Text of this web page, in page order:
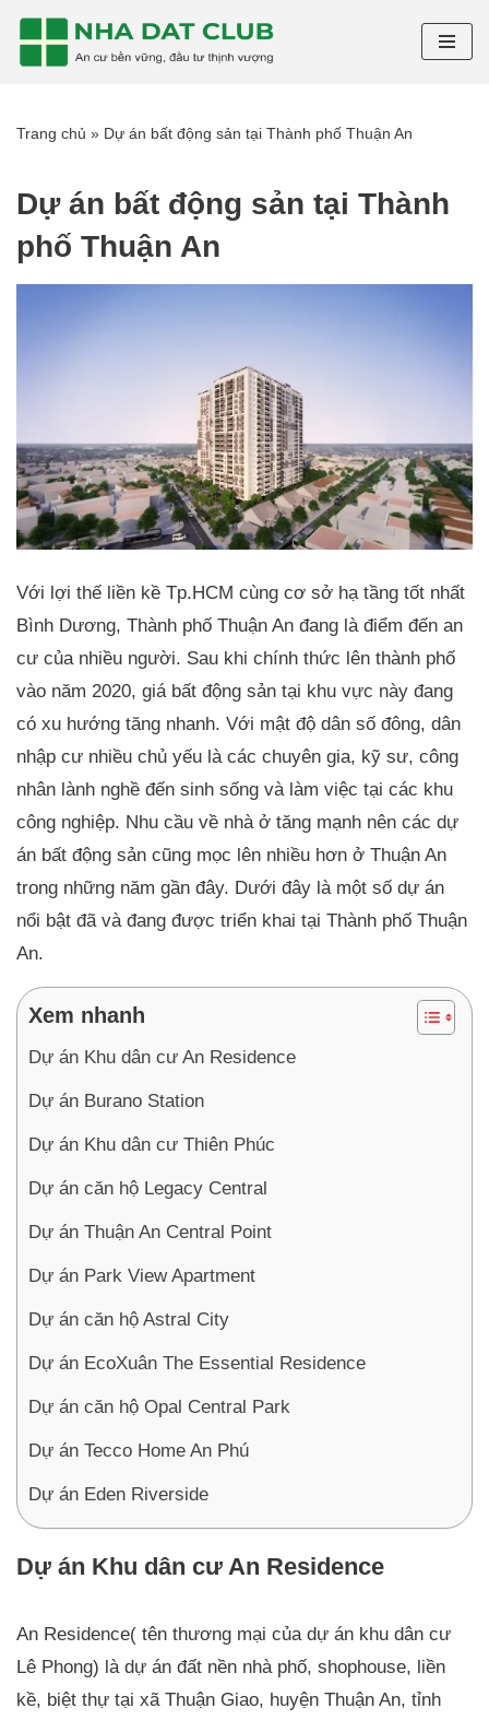
Chuyển
nội
Trang chủ » Dự án bất động sản tại Thành phố Thuận An
Dự án bất động sản tại Thành
phố Thuận An
Với lợi thế liền kề Tp.HCM cùng cơ sở hạ tầng tốt nhất
Bình Dương, Thành phố Thuận An đang là điểm đến an
cư của nhiều người. Sau khi chính thức lên thành phố
vào năm 2020, giá bất động sản tại khu vực này đang
có xu hướng tăng nhanh. Với mật độ dân số đông, dân
nhập cư nhiều chủ yếu là các chuyên gia, kỹ sư, công
nhân lành nghề đến sinh sống và làm việc tại các khu
công nghiệp. Nhu cầu về nhà ở tăng mạnh nên các dự
án bất động sản cũng mọc lên nhiều hơn ở Thuận An
trong những năm gần đây. Dưới đây là một số dự án
nổi bật đã và đang được triển khai tại Thành phố Thuận
An.
Xem nhanh
Dự án Khu dân cư An Residence
Dự án Burano Station
Dự án Khu dân cư Thiên Phúc
Dự án căn hộ Legacy Central
Dự án Thuận An Central Point
Dự án Park View Apartment
Dự án căn hộ Astral City
Dự án EcoXuân The Essential Residence
Dự án căn hộ Opal Central Park
Dự án Tecco Home An Phú
Dự án Eden Riverside
Dự án Khu dân cư An Residence
An Residence( tên thương mại của dự án khu dân cư
Lê Phong) là dự án đất nền nhà phố, shophouse, liền
kề, biệt thự tại xã Thuận Giao, huyện Thuận An, tỉnh